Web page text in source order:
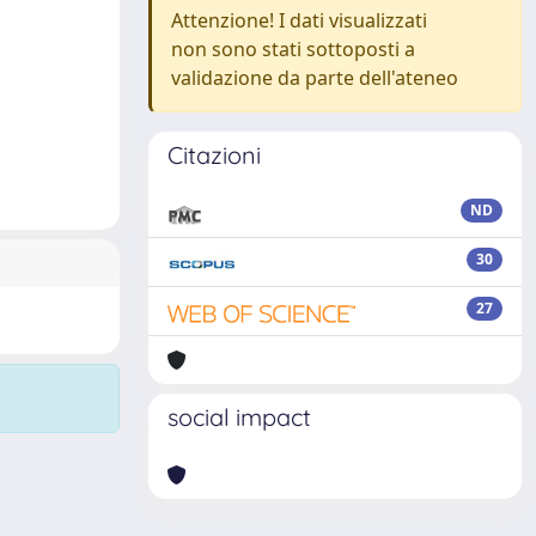
Attenzione! I dati visualizzati
non sono stati sottoposti a
validazione da parte dell'ateneo
Citazioni
ND
30
27
social impact